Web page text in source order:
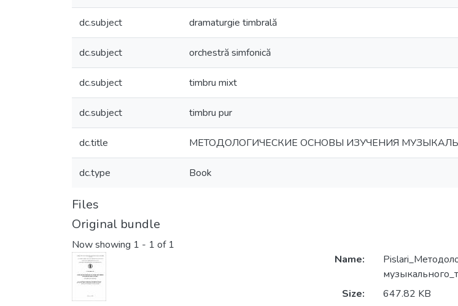
dc.subject dramaturgie timbrală
dc.subject orchestră simfonică
dc.subject timbru mixt
dc.subject timbru pur
dc.title МЕТОДОЛОГИЧЕСКИЕ ОСНОВЫ ИЗУЧЕНИЯ
dc.type Book
Files
Original bundle
Now showing 1 - 1 of 1
Name:
Size:
647.82 KB